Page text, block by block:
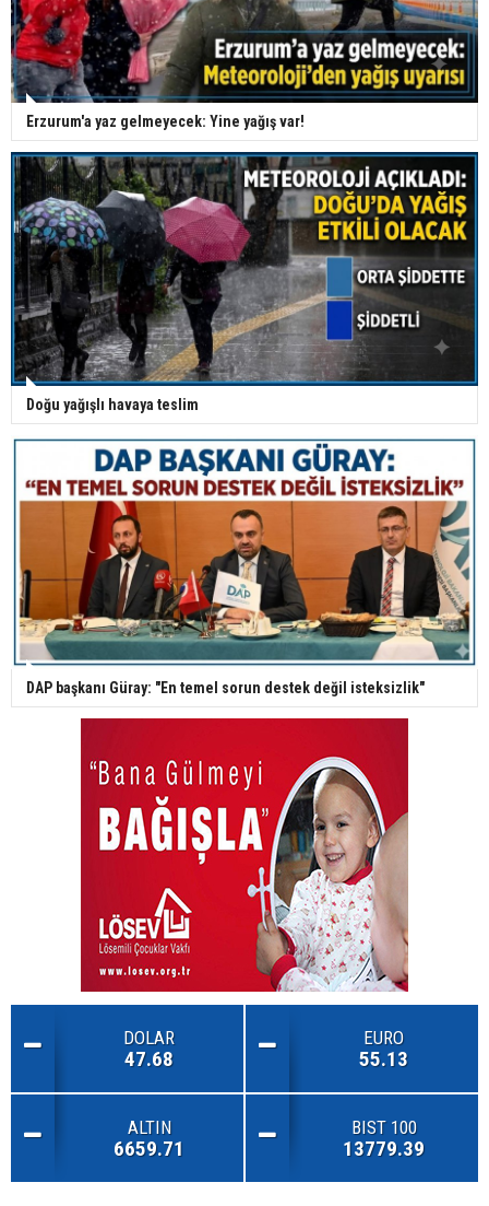
Erzurum'a yaz gelmeyecek: Yine yağış var!
Doğu yağışlı havaya teslim
DAP başkanı Güray: "En temel sorun destek değil isteksizlik"
DOLAR
47.68
EURO
55.13
ALTIN
6659.71
BIST 100
13779.39